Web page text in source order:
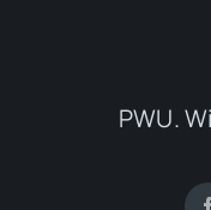
PWU.